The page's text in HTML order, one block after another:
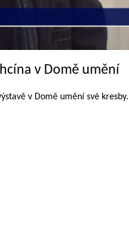
v Domě umění
v Domě umění své